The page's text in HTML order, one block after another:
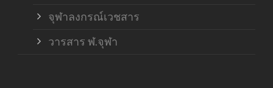
จุฬาลงกรณ์เวชสาร
วารสาร ฬ.จุฬา